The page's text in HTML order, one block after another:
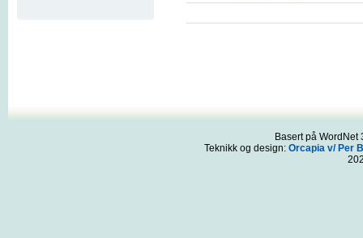
Basert på
Teknikk og design: Orcapia v/ Per